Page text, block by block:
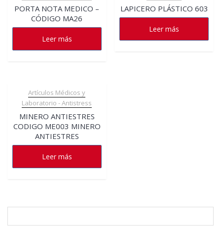
PORTA NOTA MEDICO –
CÓDIGO MA26
Leer más
LAPICERO PLÁSTICO 603
Leer más
Artículos Médicos y
Laboratorio - Antistress
MINERO ANTIESTRES
CODIGO ME003 MINERO
ANTIESTRES
Leer más